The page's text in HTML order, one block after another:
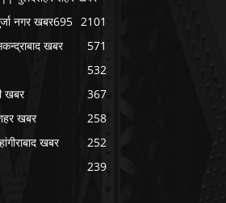
2101
नगर खबर695
खबर
571
532
खबर
367
खबर
258
खबर
252
239